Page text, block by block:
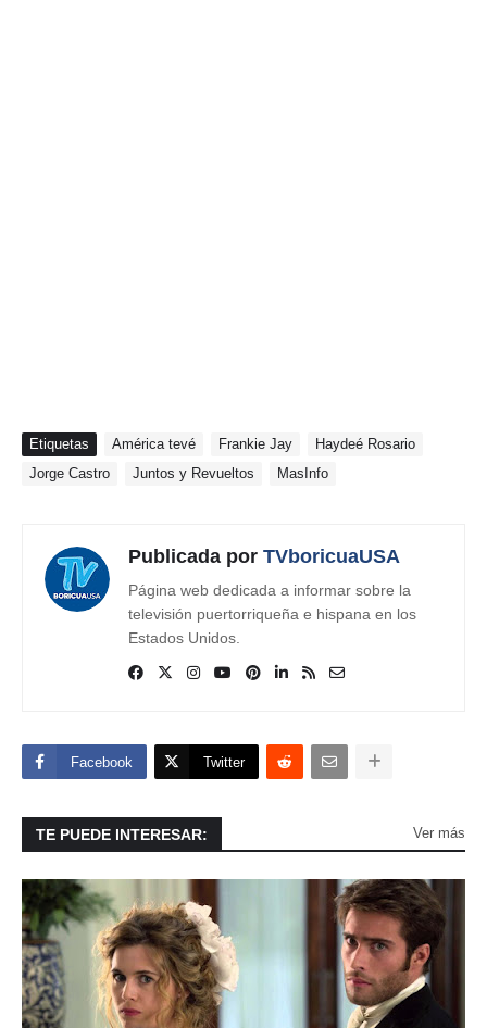
Etiquetas América tevé Frankie Jay
Haydeé Rosario
Jorge Castro
Juntos y Revueltos MasInfo
Publicada por TVboricuaUSA
Página web dedicada a informar sobre la
televisión puertorriqueña e hispana en los
Estados Unidos.
Facebook Twitter
TE PUEDE INTERESAR: Ver más